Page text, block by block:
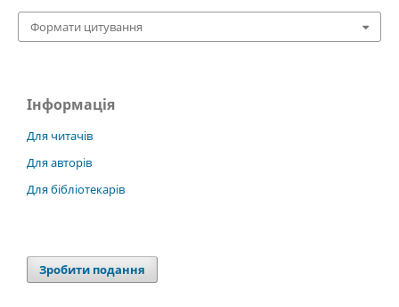
Формати цитування
Інформація
Для читачів
Для авторів
Для бібліотекарів
Зробити подання